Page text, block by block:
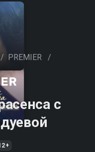
/ PREMIER /
с